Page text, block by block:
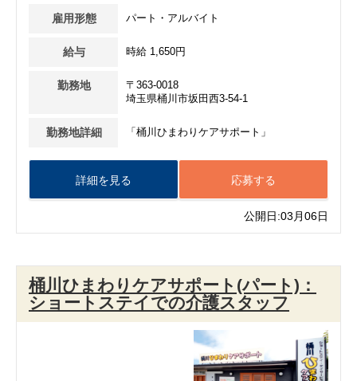
雇用形態 パート・アルバイト
給与 時給 1,650円
勤務地
〒363-0018
埼玉県桶川市坂田西3-54-1
勤務地詳細 「桶川ひまわりケアサポート」
応募する
詳細を見る
公開日:03月06日
桶川ひまわりケアサポート(パート)：
ショートステイでの介護スタッフ